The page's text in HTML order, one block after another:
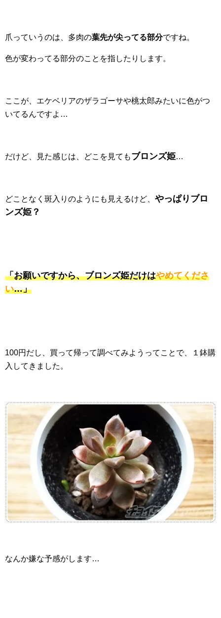
爪っていうのは、多肉の葉先が尖ってる部分ですね。
色が変わってる部分のことを指したりします。
ここが、エケベリアのザラゴーサや桃太郎みたいに色がつ
いてるんですよ…
だけど、見た感じは、どこを見てもブロンズ姫…
どことなく斑入りのようにも見えるけど、 やっぱりブロ
ンズ姫？
「お願いですから、ブロンズ姫だけはやめてくださ
い…」
100円だし、買って帰って調べてみようってことで、１鉢購
入してきました。
なんか嫌な予感がします…